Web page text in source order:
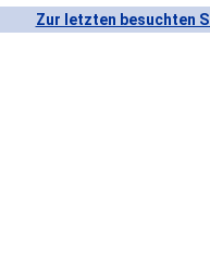
Zur letzten besuchten